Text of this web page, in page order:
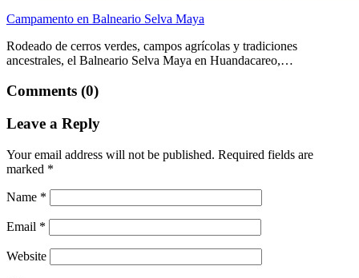
Campamento en Balneario Selva Maya
Rodeado de cerros verdes, campos agrícolas y tradiciones
ancestrales, el Balneario Selva Maya en Huandacareo,…
Comments (0)
Leave a Reply
Your email address will not be published. Required fields are
marked *
Name *
Email *
Website